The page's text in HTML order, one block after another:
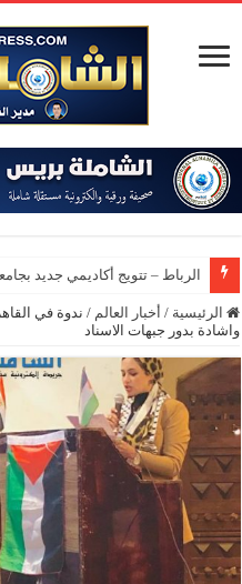
الرباط – تتويج أكاديمي جديد
الرئيسية / أخبار العالم / ندوة في
واشادة بدور جبهات الاسناد